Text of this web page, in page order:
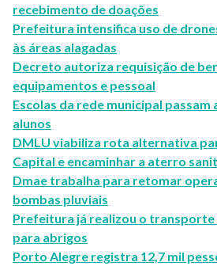
recebimento de doações
Prefeitura intensifica uso de
às áreas alagadas
Decreto autoriza requisição de
equipamentos e pessoal
Escolas da rede municipal passam
alunos
DMLU viabiliza rota alternativa
Capital e encaminhar a aterro
Dmae trabalha para retomar
bombas pluviais
Prefeitura já realizou o transporte
para abrigos
Porto Alegre registra 12,7 mil